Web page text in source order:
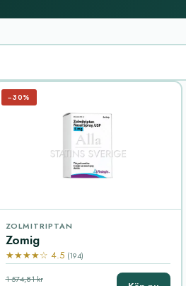
−30%
ZOLMITRIPTAN
Zomig
★★★★☆ 4.5 (194)
1 574,81 kr